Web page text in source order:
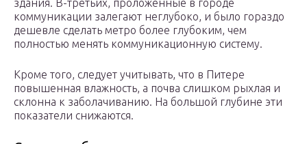
здания. В-третьих, проложенные в городе
коммуникации залегают неглубоко, и было гораздо
дешевле сделать метро более глубоким, чем
полностью менять коммуникационную систему.
Кроме того, следует учитывать, что в Питере
повышенная влажность, а почва слишком рыхлая и
склонна к заболачиванию. На большой глубине эти
показатели снижаются.